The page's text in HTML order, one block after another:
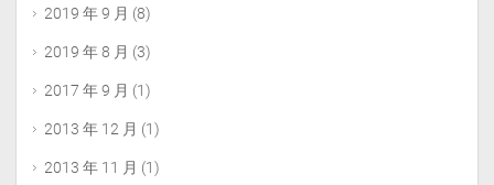
2019 年 9 月 (8)
2019 年 8 月 (3)
2017 年 9 月 (1)
2013 年 12 月 (1)
2013 年 11 月 (1)